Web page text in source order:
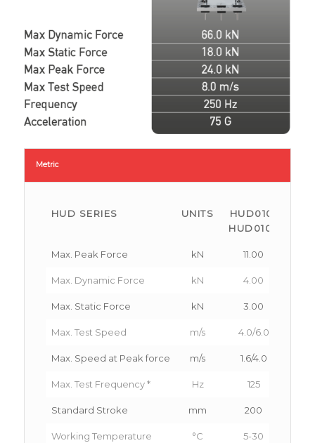
Metric
HUD SERIES UNITS
HUD010/
HUD010L
Max. Peak Force kN 11.00
Max. Dynamic Force kN 4.00
Max. Static Force kN 3.00
Max. Test Speed m/s 4.0/6.0
Max. Speed at Peak force m/s 1.6/4.0
Max. Test Frequency * Hz 125
Standard Stroke mm 200
Working Temperature °C 5-30